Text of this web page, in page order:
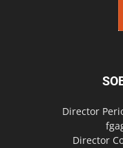
Director
Director